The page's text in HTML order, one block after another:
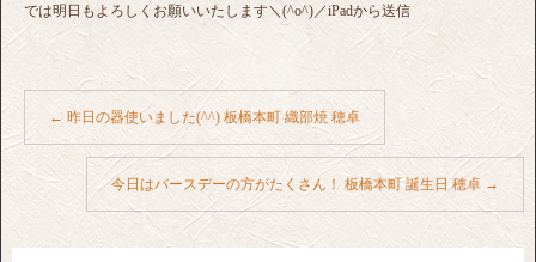
では明日もよろしくお願いいたします＼(^o^)／iPadから送信
← 昨日の器使いました(^^) 板橋本町 織部焼 穂卓
今日はバースデーの方がたくさん！ 板橋本町 誕生日 穂卓 →